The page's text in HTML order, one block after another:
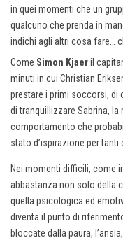
in quei momenti che un
qualcuno che prenda in
indichi agli altri cosa fare…
Come Simon Kjaeril
minuti in cui Christian
prestare i primi soccorsi, di
di tranquillizzare Sabrina,
comportamento che
stato d’ispirazione per tanti
Nei momenti difficili, come
abbastanza non solo della
quella psicologica ed
diventa il punto di
bloccate dalla paura,